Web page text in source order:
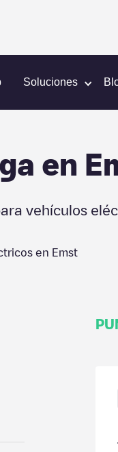
Soluciones
en
vehículos
en Emst